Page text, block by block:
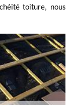
toiture, nous